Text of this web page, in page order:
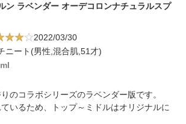
ン ラベンダー オーデコロンナチュラルスプ
2022/03/30
ニート(男性,混合肌,51才)
のコラボシリーズのラベンダー版です。
いるため、トップ～ミドルはオリジナルに